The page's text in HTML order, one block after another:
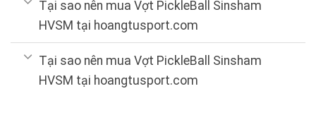
Tại sao nên mua Vợt PickleBall Sinsham
HVSM tại hoangtusport.com
Tại sao nên mua Vợt PickleBall Sinsham
HVSM tại hoangtusport.com